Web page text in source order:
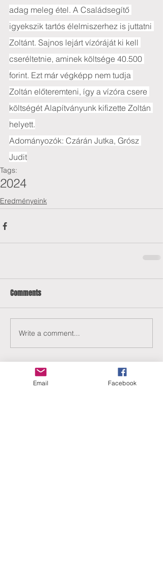
adag meleg étel. A Családsegítő
igyekszik tartós élelmiszerhez is juttatni
Zoltánt. Sajnos lejárt vízóráját ki kell
cseréltetnie, aminek költsége 40.500
forint. Ezt már végképp nem tudja
Zoltán előteremteni, így a vízóra csere
költségét Alapítványunk kifizette Zoltán
helyett.
Adományozók: Czárán Jutka, Grósz
Judit
Tags:
2024
Eredményeink
Comments
Write a comment...
Email Facebook